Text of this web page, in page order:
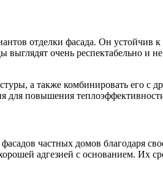
отделки фасада. Он устойчив
выглядят очень респектабельно
а также комбинировать его с
для повышения
частных домов благодаря
адгезией с основанием. Их